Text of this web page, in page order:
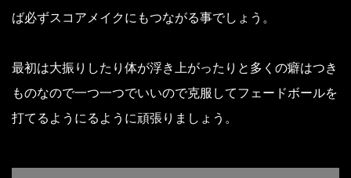
ば必ずスコアメイクにもつながる事でしょう。
最初は大振りしたり体が浮き上がったりと多くの癖はつき
ものなので一つ一つでいいので克服してフェードボールを
打てるようにるように頑張りましょう。